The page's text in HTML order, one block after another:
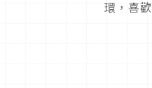
環，喜